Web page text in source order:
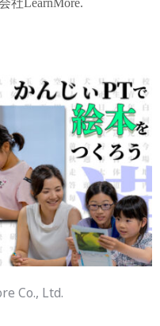
Co., Ltd.